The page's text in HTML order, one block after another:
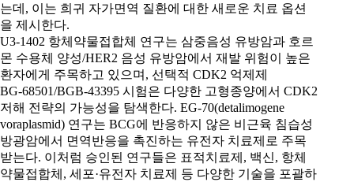
는데, 이는 희귀 자가면역 질환에 대한 새로운 치료 옵션
을 제시한다.
U3‑1402 항체약물접합체 연구는 삼중음성 유방암과 호르
몬 수용체 양성/HER2 음성 유방암에서 재발 위험이 높은
환자에게 주목하고 있으며, 선택적 CDK2 억제제
BG‑68501/BGB‑43395 시험은 다양한 고형종양에서 CDK2
저해 전략의 가능성을 탐색한다. EG‑70(detalimogene
voraplasmid) 연구는 BCG에 반응하지 않은 비근육 침습성
방광암에서 면역반응을 촉진하는 유전자 치료제로 주목
받는다. 이처럼 승인된 연구들은 표적치료제, 백신, 항체
약물접합체, 세포·유전자 치료제 등 다양한 기술을 포괄하